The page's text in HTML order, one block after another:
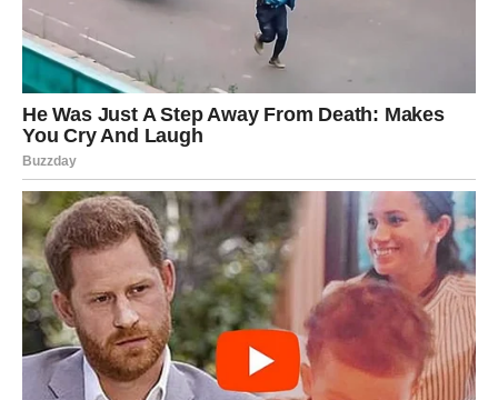
se vraća.
Kroz novac, kroz priliku, kroz novu osobu, kroz selidbu,
kroz promenu posla, kroz novi početak.
Vaša hrabrost se konačno isplaćuje.
2. Ljubavni obrt
Ovo je iznenadna, nenajavljena i snažna promena.
Neko vam ulazi u život poput vetra.
Neko vas poziva.
Neko izgovara ono što ste dugo čekali da čujete.
Vodolije ulaze u fazu srca, ali i stabilnosti — retko kada
ove dve stvari idu zajedno, ali sada idu.